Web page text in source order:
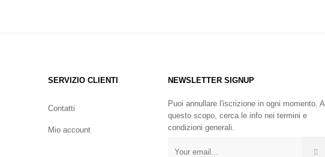
SERVIZIO CLIENTI
Contatti
Mio account
NEWSLETTER SIGNUP
Puoi annullare l'iscrizione in ogni momento. A
questo scopo, cerca le info nei termini e
condizioni generali.